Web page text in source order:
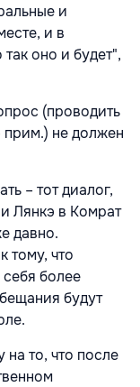
и
и в
оно и будет",
(проводить
прим.) не должен
– тот диалог,
Лянкэ в Комрат
давно.
тому, что
себя более
будут
то, что после